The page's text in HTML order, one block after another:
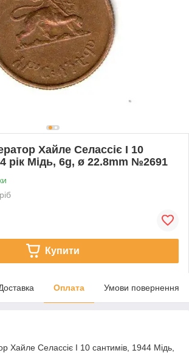
Хайле Селассіє I 10
рік Мідь, 6g, ø 22.8mm №2691
Купити
Оплата Умови повернення
Хайле Селассіє I 10 сантимів, 1944 Мідь,